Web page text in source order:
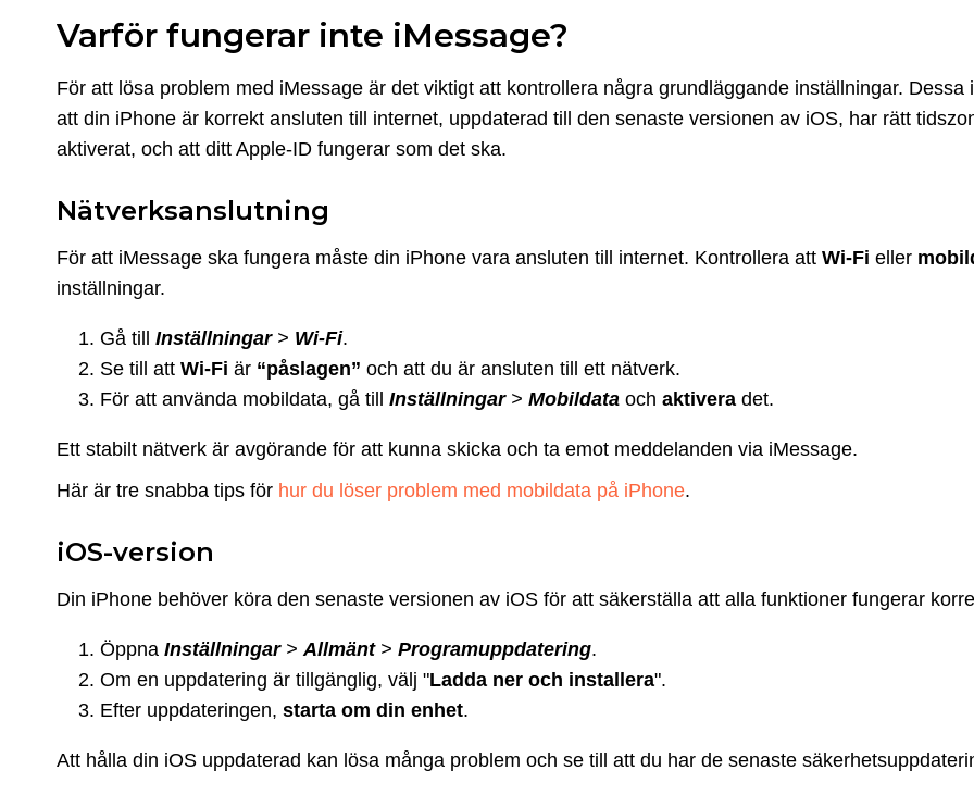
Varför fungerar inte iMessage?
För att lösa problem med iMessage är det viktigt att kontrollera några grundläggande inställningar. Dessa
att din iPhone är korrekt ansluten till internet, uppdaterad till den senaste versionen av iOS, har rätt
aktiverat, och att ditt Apple-ID fungerar som det ska.
Nätverksanslutning
För att iMessage ska fungera måste din iPhone vara ansluten till internet. Kontrollera att Wi-Fi eller
inställningar.
Gå till Inställningar> Wi-Fi.
Se till att Wi-Fi är “påslagen” och att du är ansluten till ett nätverk.
För att använda mobildata, gå till Inställningar> Mobildata och aktivera det.
Ett stabilt nätverk är avgörande för att kunna skicka och ta emot meddelanden via iMessage.
Här är tre snabba tips för hur du löser problem med mobildata på iPhone.
iOS-version
Din iPhone behöver köra den senaste versionen av iOS för att säkerställa att alla funktioner fungerar
Öppna Inställningar>Allmänt> Programuppdatering.
Om en uppdatering är tillgänglig, välj "Ladda ner och installera".
Efter uppdateringen, starta om din enhet.
Att hålla din iOS uppdaterad kan lösa många problem och se till att du har de senaste